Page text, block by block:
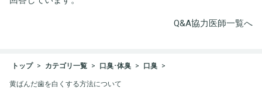
Q&A協力医師一覧へ
トップ カテゴリ一覧 口臭･体臭 口臭
黄ばんだ歯を白くする方法について